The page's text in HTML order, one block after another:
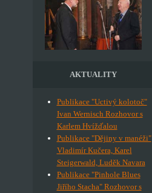
AKTUALITY
Publikace "Uctivý kolotoč"
Ivan Wernisch Rozhovor s
Karlem Hvížďalou
Publikace "Dějiny v manéži"
Vladimír Kučera, Karel
Steigerwald, Luděk Navara
Publikace "Pinhole Blues
Jiřího Stacha" Rozhovor s